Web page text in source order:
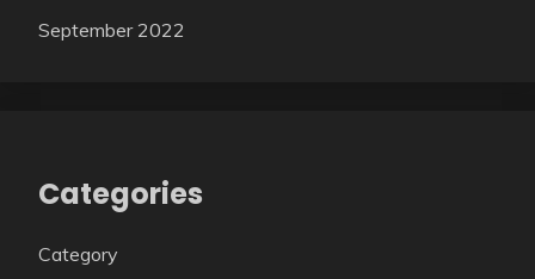
September 2022
Categories
Category